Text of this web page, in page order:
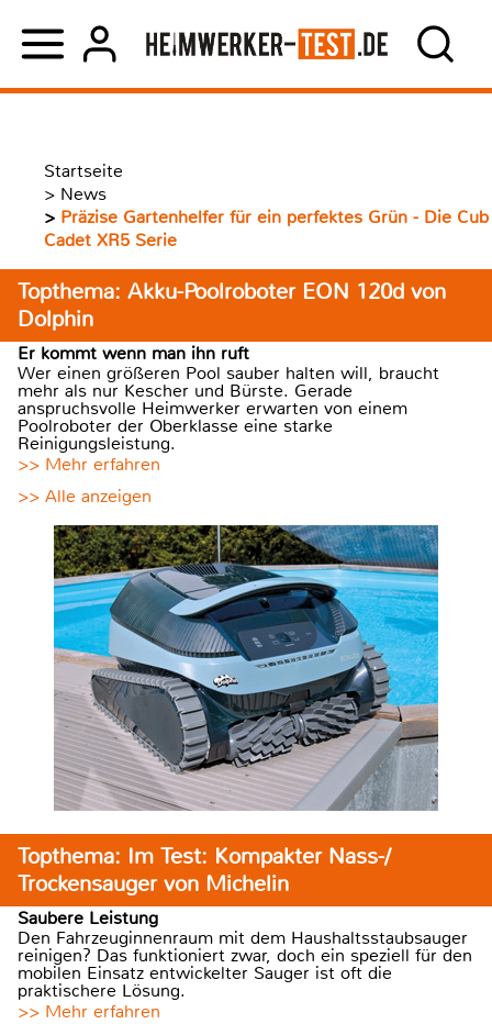
Startseite
> News
> Präzise Gartenhelfer für ein perfektes Grün - Die Cub
Cadet XR5 Serie
Topthema: Akku-Poolroboter EON 120d von
Dolphin
Er kommt wenn man ihn ruft
Wer einen größeren Pool sauber halten will, braucht
mehr als nur Kescher und Bürste. Gerade
anspruchsvolle Heimwerker erwarten von einem
Poolroboter der Oberklasse eine starke
Reinigungsleistung.
>> Mehr erfahren
>> Alle anzeigen
Topthema: Im Test: Kompakter Nass-/
Trockensauger von Michelin
Saubere Leistung
Den Fahrzeuginnenraum mit dem Haushaltsstaubsauger
reinigen? Das funktioniert zwar, doch ein speziell für den
mobilen Einsatz entwickelter Sauger ist oft die
praktischere Lösung.
>> Mehr erfahren